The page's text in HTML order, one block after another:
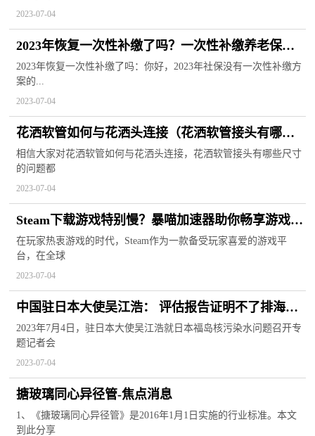
2023-07-04
2023年恢复一次性补缴了吗？一次性补缴养老保险
要多少钱？
2023年恢复一次性补缴了吗：你好，2023年社保没有一次性补缴方
案的...
2023-07-04
花洒软管如何与花洒头连接（花洒软管接头有哪些
尺寸）
相信大家对花洒软管如何与花洒头连接，花洒软管接头有哪些尺寸
的问题都
2023-07-04
Steam下载游戏特别慢？暴喵加速器助你畅享游戏乐
趣！
在玩家热衷游戏的时代，Steam作为一款备受玩家喜爱的游戏平
台，在全球
2023-07-04
中国驻日本大使吴江浩： 评估报告证明不了排海的
正当性、合法性
2023年7月4日，驻日本大使吴江浩就日本福岛核污染水问题召开专
题记者会
2023-07-04
搪玻璃同心异径管-焦点消息
1、《搪玻璃同心异径管》是2016年1月1日实施的行业标准。本文
到此分享